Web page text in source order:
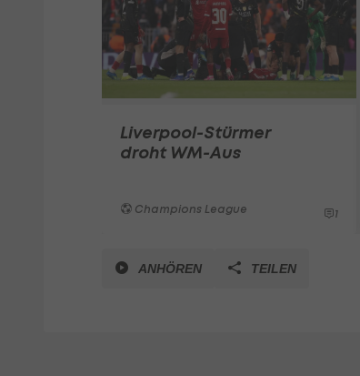
Liverpool-Stürmer
droht WM-Aus
Champions League 1
ANHÖREN TEILEN